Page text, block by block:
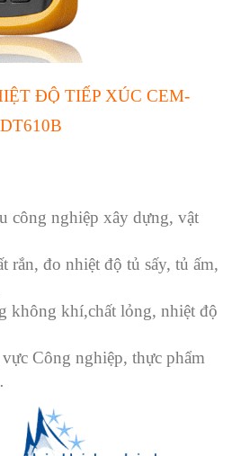
ĐỘ TIẾP XÚC CEM-
DT610B
công nghiệp xây dựng, vật
rắn, đo nhiệt độ tủ sấy, tủ ấm,
không khí,chất lỏng, nhiệt độ
Công nghiệp, thực phẩm